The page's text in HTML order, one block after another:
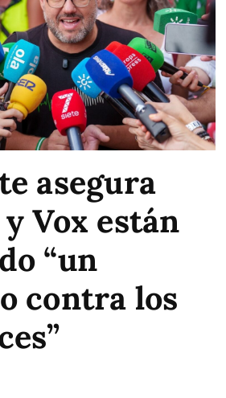
asegura
Vox están
“un
contra los